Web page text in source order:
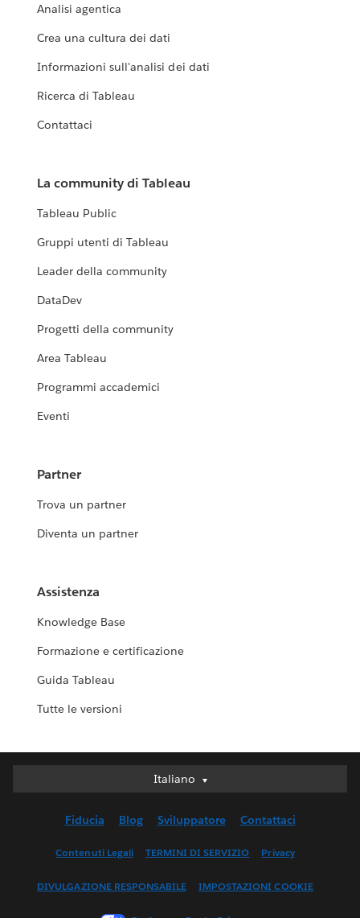
Analisi agentica
Crea una cultura dei dati
Informazioni sull'analisi dei dati
Ricerca di Tableau
Contattaci
La community di Tableau
Tableau Public
Gruppi utenti di Tableau
Leader della community
DataDev
Progetti della community
Area Tableau
Programmi accademici
Eventi
Partner
Trova un partner
Diventa un partner
Assistenza
Knowledge Base
Formazione e certificazione
Guida Tableau
Tutte le versioni
Italiano
Italiano
English (UK)
Français (Canada)
Fiducia Blog Sviluppatore Contattaci
Contenuti Legali TERMINI DI SERVIZIO Privacy
DIVULGAZIONE RESPONSABILE IMPOSTAZIONI COOKIE